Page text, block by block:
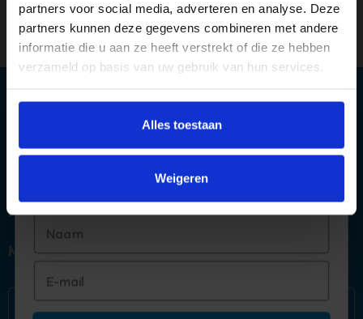
partners voor social media, adverteren en analyse. Deze
partners kunnen deze gegevens combineren met andere
informatie die u aan ze heeft verstrekt of die ze hebben
verzameld op basis van uw gebruik van hun services.
Alles toestaan
Weigeren
Populaire categorieën
Mijn account
Méér deals? 🤩
Abonneer je op onze mail!